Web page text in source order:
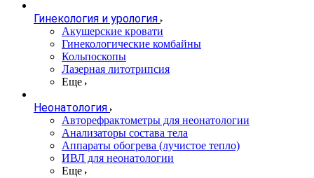
Гинекология и урология
Акушерские кровати
Гинекологические комбайны
Кольпоскопы
Лазерная литотрипсия
Еще
Неонатология
Авторефрактометры для неонатологии
Анализаторы состава тела
Аппараты обогрева (лучистое тепло)
ИВЛ для неонатологии
Еще